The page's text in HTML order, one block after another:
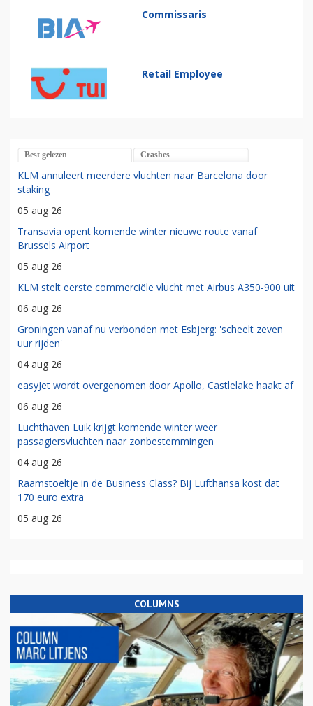
Commissaris
Retail Employee
Best gelezen Crashes
KLM annuleert meerdere vluchten naar Barcelona door
staking
05 aug 26
Transavia opent komende winter nieuwe route vanaf
Brussels Airport
05 aug 26
KLM stelt eerste commerciële vlucht met Airbus A350-900 uit
06 aug 26
Groningen vanaf nu verbonden met Esbjerg: 'scheelt zeven
uur rijden'
04 aug 26
easyJet wordt overgenomen door Apollo, Castlelake haakt af
06 aug 26
Luchthaven Luik krijgt komende winter weer
passagiersvluchten naar zonbestemmingen
04 aug 26
Raamstoeltje in de Business Class? Bij Lufthansa kost dat
170 euro extra
05 aug 26
COLUMNS